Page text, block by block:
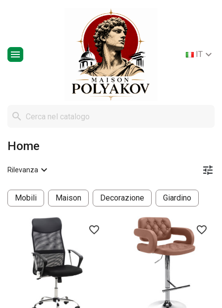
 IT 

Home

Rilevanza 
Mobili Maison Decorazione Giardino
favorite_border favorite_border